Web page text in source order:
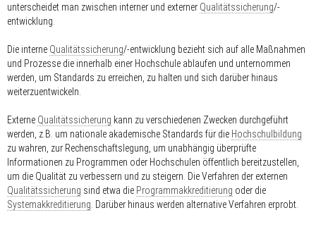
unterscheidet man zwischen interner und externer Qualitätssicherung/-
entwicklung.
Die interne Qualitätssicherung/-entwicklung bezieht sich auf alle Maßnahmen
und Prozesse die innerhalb einer Hochschule ablaufen und unternommen
werden, um Standards zu erreichen, zu halten und sich darüber hinaus
weiterzuentwickeln.
Externe Qualitätssicherung kann zu verschiedenen Zwecken durchgeführt
werden, z.B. um nationale akademische Standards für die Hochschulbildung
zu wahren, zur Rechenschaftslegung, um unabhängig überprüfte
Informationen zu Programmen oder Hochschulen öffentlich bereitzustellen,
um die Qualität zu verbessern und zu steigern. Die Verfahren der externen
Qualitätssicherung sind etwa die Programmakkreditierung oder die
Systemakkreditierung . Darüber hinaus werden alternative Verfahren erprobt.